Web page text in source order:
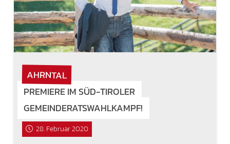
AHRNTAL
PREMIERE IM SÜD-TIROLER
GEMEINDERATSWAHLKAMPF!
28. Februar 2020